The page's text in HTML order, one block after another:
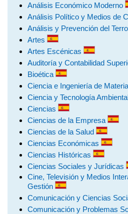
Análisis Económico Moderno
Análisis Político y Medios de
Análisis y Prevención del
Artes
Artes Escénicas
Auditoría y Contabilidad
Bioética
Ciencia e Ingeniería de
Ciencia y Tecnología
Ciencias
Ciencias de la Empresa
Ciencias de la Salud
Ciencias Económicas
Ciencias Históricas
Ciencias Sociales y Jurídicas
Cine, Televisión y Medios
Gestión
Comunicación y Ciencias
Comunicación y Problemas